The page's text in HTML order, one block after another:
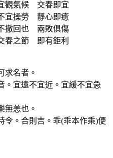
觀氣候 交春即宜
宜操勞 靜心即癒
撤回也 兩敗俱傷
春之節 即有鉅利
求名者。
。宜遠不宜近。宜緩不宜急
無恙也。
令。合則吉。乖(乖本作乘)便